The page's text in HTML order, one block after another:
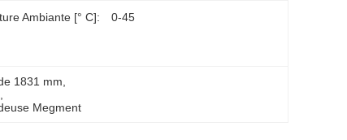
Ambiante [° C]: 0-45
1831 mm
Megment